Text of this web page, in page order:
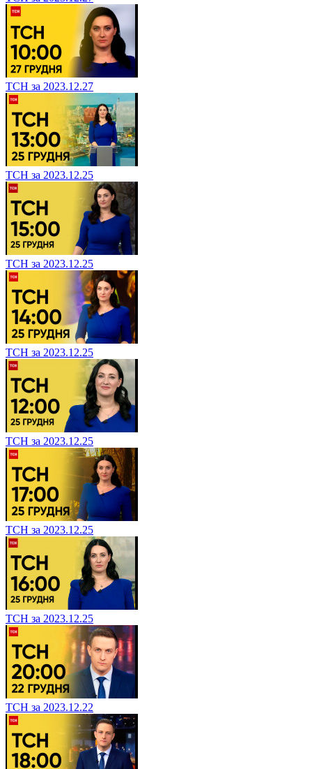
ТСН за 2023.12.27
ТСН за 2023.12.25
ТСН за 2023.12.25
ТСН за 2023.12.25
ТСН за 2023.12.25
ТСН за 2023.12.25
ТСН за 2023.12.25
ТСН за 2023.12.22